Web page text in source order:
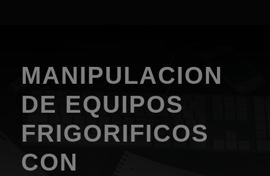
MANIPULACION
DE EQUIPOS
FRIGORIFICOS
CON